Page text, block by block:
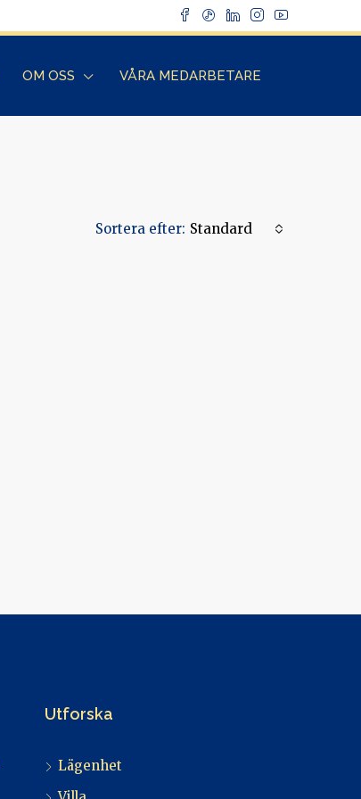
OM OSS VÅRA MEDARBETARE
Sortera efter: Standard
Utforska
Lägenhet